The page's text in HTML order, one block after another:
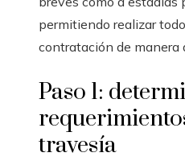
permitiendo realizar
contratación de manera
Paso 1:
travesía